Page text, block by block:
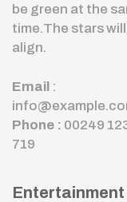
be green at the
time.The stars
align.
Email :
Phone : 00249
719
Entertainment